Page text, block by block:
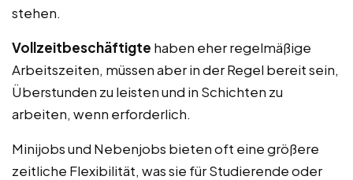
stehen.
Vollzeitbeschäftigte haben eher regelmäßige
Arbeitszeiten, müssen aber in der Regel bereit sein,
Überstunden zu leisten und in Schichten zu
arbeiten, wenn erforderlich.
Minijobs und Nebenjobs bieten oft eine größere
zeitliche Flexibilität, was sie für Studierende oder